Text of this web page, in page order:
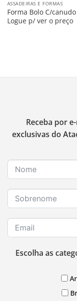
ASSADEIRAS E FORMAS
Forma Bolo C/
Logue p/ ver o preço
Receba por
exclusivas do
Escolha as